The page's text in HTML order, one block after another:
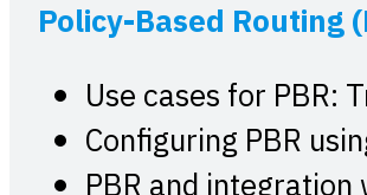
Policy-Based Routing
Use cases for PBR:
Configuring PBR